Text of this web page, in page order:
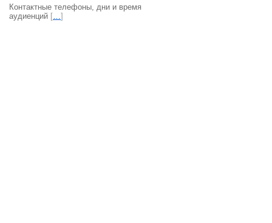
Контактные телефоны, дни и время
аудиенций […]